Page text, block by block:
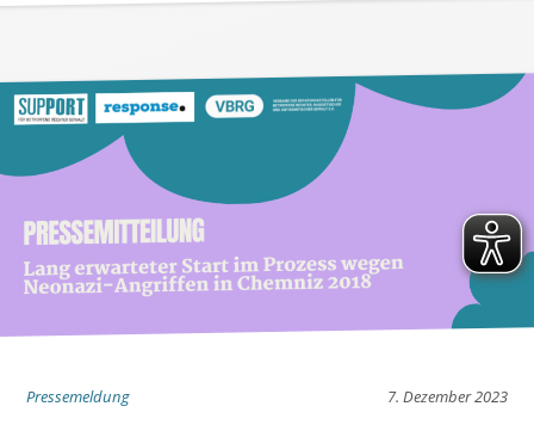
Pressemeldung 7. Dezember 2023